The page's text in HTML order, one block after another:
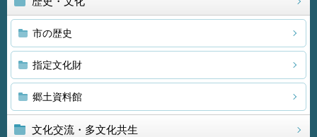
市の歴史
指定文化財
郷土資料館
文化交流・多文化共生